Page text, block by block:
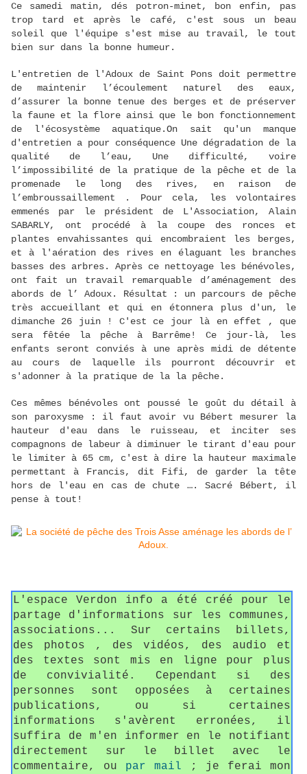
Ce samedi matin, dés potron-minet, bon enfin, pas
trop tard et après le café, c'est sous un beau
soleil que l'équipe s'est mise au travail, le tout
bien sur dans la bonne humeur.
L'entretien de l'Adoux de Saint Pons doit permettre
de maintenir l’écoulement naturel des eaux,
d’assurer la bonne tenue des berges et de préserver
la faune et la flore ainsi que le bon fonctionnement
de l'écosystème aquatique.On sait qu'un manque
d'entretien a pour conséquence Une dégradation de la
qualité de l’eau, Une difficulté, voire
l’impossibilité de la pratique de la pêche et de la
promenade le long des rives, en raison de
l’embroussaillement . Pour cela, les volontaires
emmenés par le président de L'Association, Alain
SABARLY, ont procédé à la coupe des ronces et
plantes envahissantes qui encombraient les berges,
et à l'aération des rives en élaguant les branches
basses des arbres. Après ce nettoyage les bénévoles,
ont fait un travail remarquable d’aménagement des
abords de l’ Adoux. Résultat : un parcours de pêche
très accueillant et qui en étonnera plus d'un, le
dimanche 26 juin ! C'est ce jour là en effet , que
sera fêtée la pêche à Barrême! Ce jour-là, les
enfants seront conviés à une après midi de détente
au cours de laquelle ils pourront découvrir et
s'adonner à la pratique de la la pêche.
Ces mêmes bénévoles ont poussé le goût du détail à
son paroxysme : il faut avoir vu Bébert mesurer la
hauteur d'eau dans le ruisseau, et inciter ses
compagnons de labeur à diminuer le tirant d'eau pour
le limiter à 65 cm, c'est à dire la hauteur maximale
permettant à Francis, dit Fifi, de garder la tête
hors de l'eau en cas de chute …. Sacré Bébert, il
pense à tout!
L'espace Verdon info a été créé pour le
partage d'informations sur les communes,
associations... Sur certains billets,
des photos , des vidéos, des audio et
des textes sont mis en ligne pour plus
de convivialité. Cependant si des
personnes sont opposées à certaines
publications, ou si certaines
informations s'avèrent erronées, il
suffira de m'en informer en le notifiant
directement sur le billet avec le
commentaire, ou par mail ; je ferai mon